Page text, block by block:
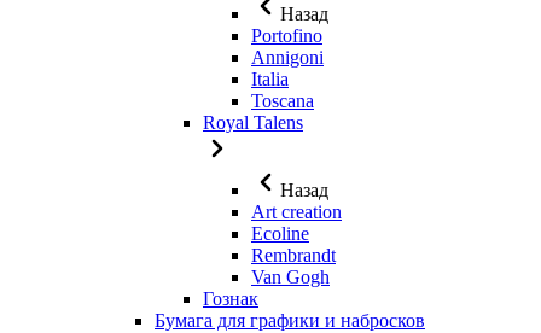
Назад
Portofino
Annigoni
Italia
Toscana
Royal Talens
Назад
Art creation
Ecoline
Rembrandt
Van Gogh
Гознак
Бумага для графики и набросков